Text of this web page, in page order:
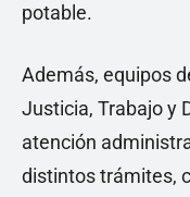
potable.
Además, equipos
Justicia, Trabajo y
atención
distintos trámites,